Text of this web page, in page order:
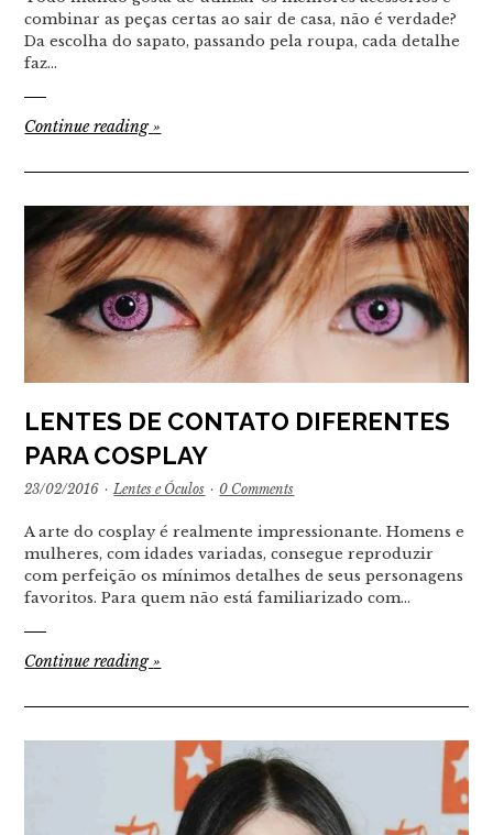
combinar as peças certas ao sair de casa, não é verdade?
Da escolha do sapato, passando pela roupa, cada detalhe
faz…
Continue reading»
LENTES DE CONTATO DIFERENTES
PARA COSPLAY
23/02/2016 · Lentes e Óculos · 0 Comments
A arte do cosplay é realmente impressionante. Homens e
mulheres, com idades variadas, consegue reproduzir
com perfeição os mínimos detalhes de seus personagens
favoritos. Para quem não está familiarizado com…
Continue reading»